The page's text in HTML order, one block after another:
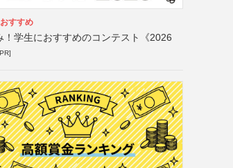
すすめ
！学生におすすめのコンテスト《2026